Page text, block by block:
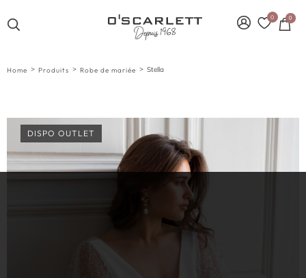
0 0
Home > Produits > Robe de mariée > Stella
DISPO OUTLET